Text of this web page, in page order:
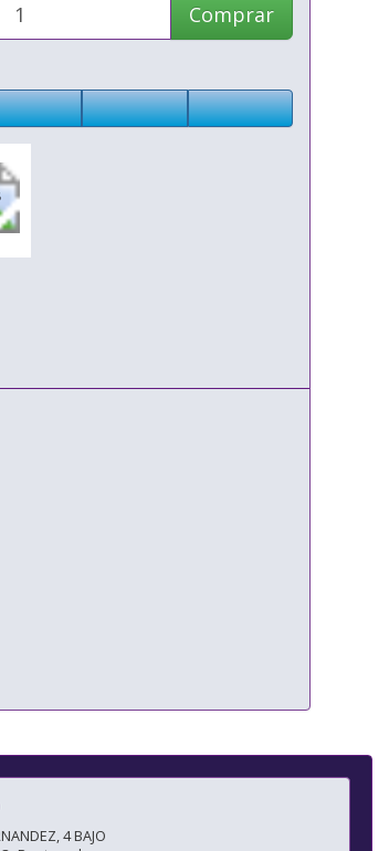
Comprar
4 BAJO